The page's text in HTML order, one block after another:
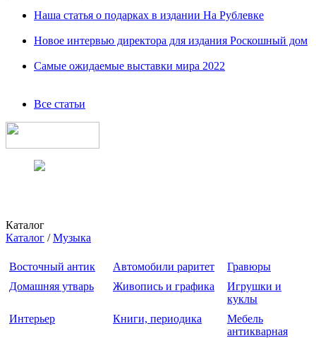
Наша статья о подарках в издании На Рублевке
Новое интервью директора для издания Роскошный дом
Самые ожидаемые выставки мира 2022
Все статьи
Каталог
Каталог /Музыка
Восточный антик Автомобили раритет
Гравюры
Домашняя утварь
Живопись и графика
Игрушки и
куклы
Интерьер
Книги, периодика
Мебель
антикварная